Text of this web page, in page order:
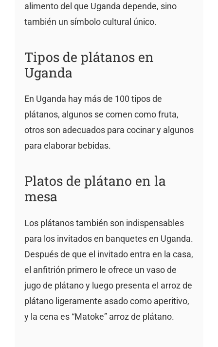
alimento del que Uganda depende, sino
también un símbolo cultural único.
Tipos de plátanos en
Uganda
En Uganda hay más de 100 tipos de
plátanos, algunos se comen como fruta,
otros son adecuados para cocinar y algunos
para elaborar bebidas.
Platos de plátano en la
mesa
Los plátanos también son indispensables
para los invitados en banquetes en Uganda.
Después de que el invitado entra en la casa,
el anfitrión primero le ofrece un vaso de
jugo de plátano y luego presenta el arroz de
plátano ligeramente asado como aperitivo,
y la cena es “Matoke” arroz de plátano.